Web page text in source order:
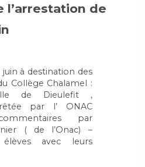
l’arrestation de
juin à destination des
Collège Chalamel :
de Dieulefit ,
par l’ ONAC
par
( de l’Onac) –
avec leurs